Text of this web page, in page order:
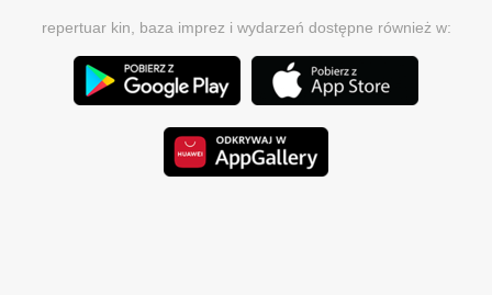
repertuar kin, baza imprez i wydarzeń dostępne również w: